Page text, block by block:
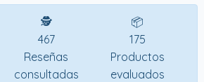
🕵
467
Reseñas
consultadas
📦
175
Productos
evaluados